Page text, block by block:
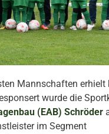
Mannschaften erhielt
wurde die
(EAB) Schröder
im Segment